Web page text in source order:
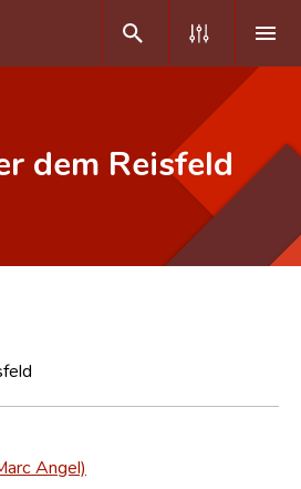
dem Reisfeld
Angel)